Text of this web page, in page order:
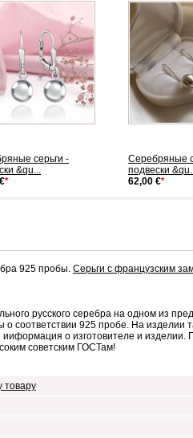
серьги -
&qu...
*
Серебряные
подвески
62,00 €*
925 пробы. Серьги с французским
русского серебра на одном из
соответствии 925 пробе. На изделии
ииформация о изготовителе и
советским ГОСТам!
товару